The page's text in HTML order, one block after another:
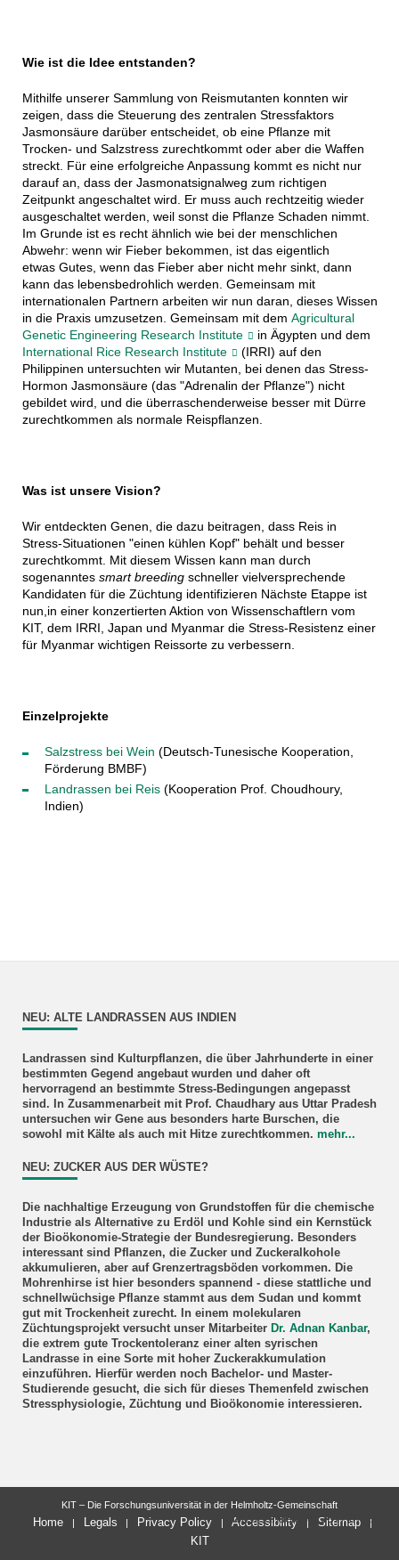
Wie ist die Idee entstanden?
Mithilfe unserer Sammlung von Reismutanten konnten wir
zeigen, dass die Steuerung des zentralen Stressfaktors
Jasmonsäure darüber entscheidet, ob eine Pflanze mit
Trocken- und Salzstress zurechtkommt oder aber die Waffen
streckt. Für eine erfolgreiche Anpassung kommt es nicht nur
darauf an, dass der Jasmonatsignalweg zum richtigen
Zeitpunkt angeschaltet wird. Er muss auch rechtzeitig wieder
ausgeschaltet werden, weil sonst die Pflanze Schaden nimmt.
Im Grunde ist es recht ähnlich wie bei der menschlichen
Abwehr: wenn wir Fieber bekommen, ist das eigentlich
etwas Gutes, wenn das Fieber aber nicht mehr sinkt, dann
kann das lebensbedrohlich werden. Gemeinsam mit
internationalen Partnern arbeiten wir nun daran, dieses Wissen
in die Praxis umzusetzen. Gemeinsam mit dem Agricultural
Genetic Engineering Research Institute
in Ägypten und dem
International Rice Research Institute
(IRRI) auf den
Philippinen untersuchten wir Mutanten, bei denen das Stress-
Hormon Jasmonsäure (das "Adrenalin der Pflanze") nicht
gebildet wird, und die überraschenderweise besser mit Dürre
zurechtkommen als normale Reispflanzen.
Was ist unsere Vision?
Wir entdeckten Genen, die dazu beitragen, dass Reis in
Stress-Situationen "einen kühlen Kopf" behält und besser
zurechtkommt. Mit diesem Wissen kann man durch
sogenanntes smart breeding schneller vielversprechende
Kandidaten für die Züchtung identifizieren Nächste Etappe ist
nun,in einer konzertierten Aktion von Wissenschaftlern vom
KIT, dem IRRI, Japan und Myanmar die Stress-Resistenz einer
für Myanmar wichtigen Reissorte zu verbessern.
Einzelprojekte
Salzstress bei Wein (Deutsch-Tunesische Kooperation,
Förderung BMBF)
Landrassen bei Reis(Kooperation Prof. Choudhoury,
Indien)
NEU: ALTE LANDRASSEN AUS INDIEN
Landrassen sind Kulturpflanzen, die über Jahrhunderte in einer
bestimmten Gegend angebaut wurden und daher oft
hervorragend an bestimmte Stress-Bedingungen angepasst
sind. In Zusammenarbeit mit Prof. Chaudhary aus Uttar Pradesh
untersuchen wir Gene aus besonders harte Burschen, die
sowohl mit Kälte als auch mit Hitze zurechtkommen. mehr...
NEU: ZUCKER AUS DER WÜSTE?
Die nachhaltige Erzeugung von Grundstoffen für die chemische
Industrie als Alternative zu Erdöl und Kohle sind ein Kernstück
der Bioökonomie-Strategie der Bundesregierung. Besonders
interessant sind Pflanzen, die Zucker und Zuckeralkohole
akkumulieren, aber auf Grenzertragsböden vorkommen. Die
Mohrenhirse ist hier besonders spannend - diese stattliche und
schnellwüchsige Pflanze stammt aus dem Sudan und kommt
gut mit Trockenheit zurecht. In einem molekularen
Züchtungsprojekt versucht unser Mitarbeiter Dr. Adnan Kanbar,
die extrem gute Trockentoleranz einer alten syrischen
Landrasse in eine Sorte mit hoher Zuckerakkumulation
einzuführen. Hierfür werden noch Bachelor- und Master-
Studierende gesucht, die sich für dieses Themenfeld zwischen
Stressphysiologie, Züchtung und Bioökonomie interessieren.
letzte Änderung: 2017-07-17
KIT – Die Forschungsuniversität in der Helmholtz-Gemeinschaft
Home Legals Privacy Policy Accessibility
Sitemap
KIT